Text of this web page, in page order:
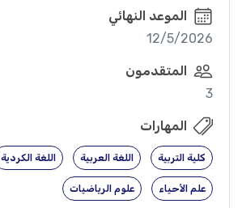
الموعد النهائي
12/5/2026
المتقدمون
3
المهارات
كلية التربية اللغة العربية اللغة الكردية
علم الأحياء علوم الرياضيات